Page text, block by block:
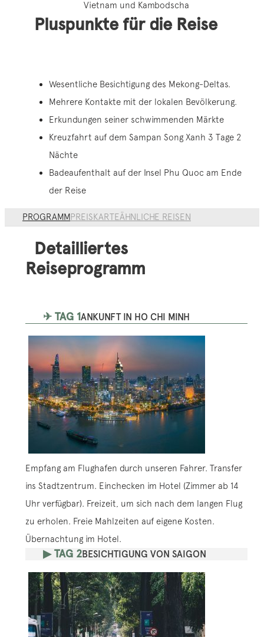
Vietnam und Kambodscha
Pluspunkte für die Reise
Wesentliche Besichtigung des Mekong-Deltas.
Mehrere Kontakte mit der lokalen Bevölkerung.
Erkundungen seiner schwimmenden Märkte
Kreuzfahrt auf dem Sampan Song Xanh 3 Tage 2
Nächte
Badeaufenthalt auf der Insel Phu Quoc am Ende
der Reise
PROGRAMMPREISKARTEÄHNLICHE REISEN
Detailliertes
Reiseprogramm
✈ TAG 1ANKUNFT IN HO CHI MINH
Empfang am Flughafen durch unseren Fahrer. Transfer
ins Stadtzentrum. Einchecken im Hotel (Zimmer ab 14
Uhr verfügbar). Freizeit, um sich nach dem langen Flug
zu erholen. Freie Mahlzeiten auf eigene Kosten.
Übernachtung im Hotel.
▶ TAG 2BESICHTIGUNG VON SAIGON